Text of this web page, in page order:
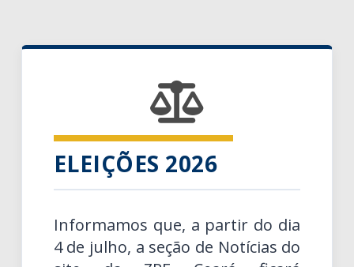
ELEIÇÕES 2026
Informamos que, a partir do dia
4 de julho, a seção de Notícias do